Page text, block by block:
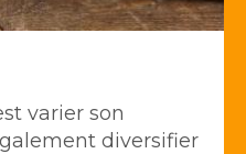
varier son
diversifier